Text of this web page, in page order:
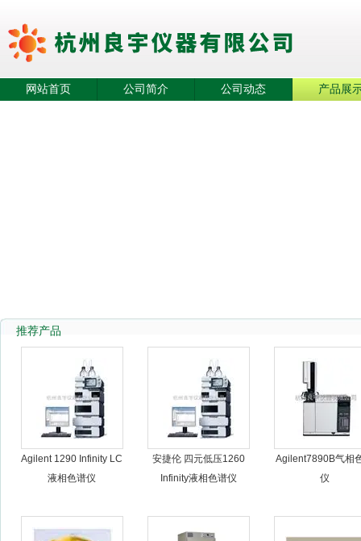
杭州良宇仪器有限公司
网站首页 公司简介 公司动态 产品展
推荐产品
Agilent 1290 Infinity LC
液相色谱仪
安捷伦 四元低压1260
Infinity液相色谱仪
Agilent7890B气相
仪